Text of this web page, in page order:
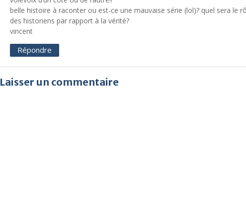
belle histoire à raconter ou est-ce une mauvaise série (lol)? quel sera le
des historiens par rapport à la vérité?
vincent
Répondre
Laisser un commentaire